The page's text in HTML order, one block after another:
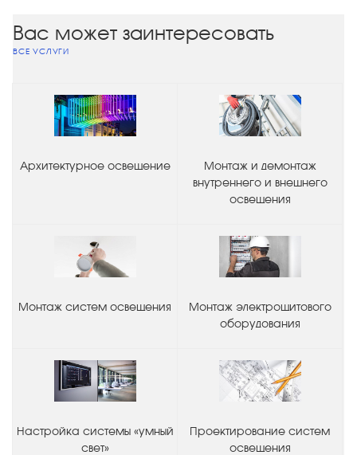
Вас может заинтересовать
ВСЕ УСЛУГИ
Архитектурное освещение
Монтаж и демонтаж
внутреннего и внешнего
освещения
Монтаж систем освещения
Монтаж электрощитового
оборудования
Настройка системы «умный
свет»
Проектирование систем
освещения